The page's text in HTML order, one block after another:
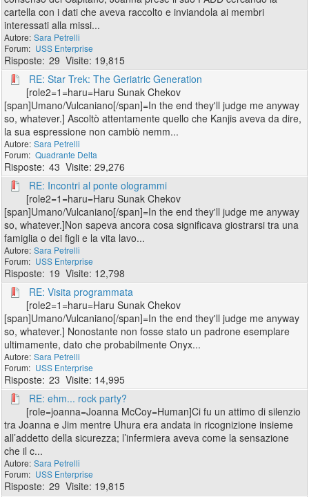
cartella con i dati che aveva raccolto e inviandola ai membri
interessati alla missi...
Sara Petrelli
USS Enterprise
29
19,815
RE: Star Trek: The Geriatric Generation
[role2=1=haru=Haru Sunak Chekov
[span]Umano/Vulcaniano[/span]=In the end they'll judge me anyway
so, whatever.] Ascoltò attentamente quello che Kanjis aveva da dire,
la sua espressione non cambiò nemm...
Sara Petrelli
Quadrante Delta
43
29,276
RE: Incontri al ponte ologrammi
[role2=1=haru=Haru Sunak Chekov
[span]Umano/Vulcaniano[/span]=In the end they'll judge me anyway
so, whatever.]Non sapeva ancora cosa significava giostrarsi tra una
famiglia o dei figli e la vita lavo...
Sara Petrelli
USS Enterprise
19
12,798
RE: Visita programmata
[role2=1=haru=Haru Sunak Chekov
[span]Umano/Vulcaniano[/span]=In the end they'll judge me anyway
so, whatever.] Nonostante non fosse stato un padrone esemplare
ultimamente, dato che probabilmente Onyx...
Sara Petrelli
USS Enterprise
23
14,995
RE: ehm... rock party?
[role=joanna=Joanna McCoy=Human]Ci fu un attimo di silenzio
tra Joanna e Jim mentre Uhura era andata in ricognizione insieme
all’addetto della sicurezza; l’infermiera aveva come la sensazione
che il c...
Sara Petrelli
USS Enterprise
29
19,815